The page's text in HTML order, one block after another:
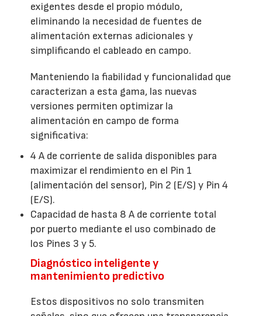
exigentes desde el propio módulo,
eliminando la necesidad de fuentes de
alimentación externas adicionales y
simplificando el cableado en campo.
Manteniendo la fiabilidad y funcionalidad que
caracterizan a esta gama, las nuevas
versiones permiten optimizar la
alimentación en campo de forma
significativa:
4 A de corriente de salida disponibles para
maximizar el rendimiento en el Pin 1
(alimentación del sensor), Pin 2 (E/S) y Pin 4
(E/S).
Capacidad de hasta 8 A de corriente total
por puerto mediante el uso combinado de
los Pines 3 y 5.
Diagnóstico inteligente y
mantenimiento predictivo
Estos dispositivos no solo transmiten